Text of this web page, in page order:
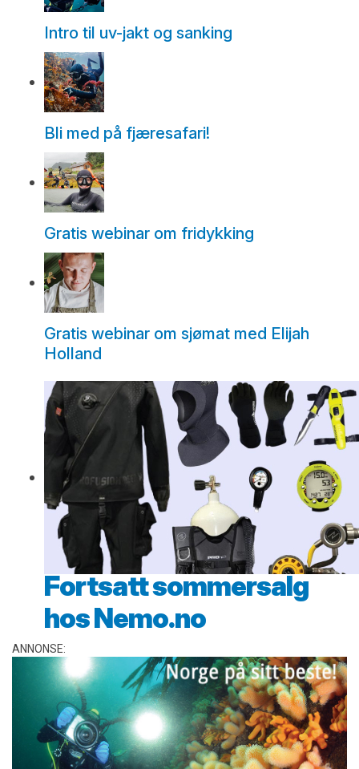
Intro til uv-jakt og sanking
Bli med på fjæresafari!
Gratis webinar om fridykking
Gratis webinar om sjømat med Elijah
Holland
Fortsatt sommersalg
hos Nemo.no
ANNONSE: